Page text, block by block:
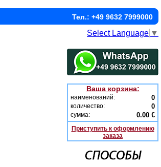
Тел.: +49 9632 7999000
Select Language ▼
Ваша корзина:
наименований: 0
количество: 0
сумма: 0.00 €
Приступить к оформлению
заказа